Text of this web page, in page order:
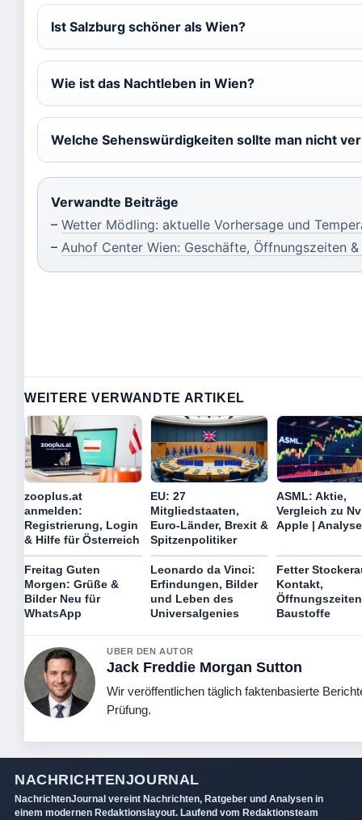
Ist Salzburg schöner als Wien?
Wie ist das Nachtleben in Wien?
Welche Sehenswürdigkeiten sollte man nicht
Verwandte Beiträge
– Wetter Mödling: aktuelle Vorhersage und
– Auhof Center Wien: Geschäfte, Öffnungszeiten
WEITERE VERWANDTE ARTIKEL
zooplus.at
anmelden:
Registrierung, Login
& Hilfe für Österreich
EU: 27
Mitgliedstaaten,
Euro-Länder, Brexit &
Spitzenpolitiker
ASML: Aktie,
Vergleich zu
Apple | Analyse
Freitag Guten
Morgen: Grüße &
Bilder Neu für
WhatsApp
Leonardo da Vinci:
Erfindungen, Bilder
und Leben des
Universalgenies
Fetter
Kontakt,
Baustoffe
UBER DEN AUTOR
Jack Freddie Morgan Sutton
Wir veröffentlichen täglich faktenbasierte
Prüfung.
NACHRICHTENJOURNAL
NachrichtenJournal vereint Nachrichten, Ratgeber und Analysen in
einem modernen Redaktionslayout. Laufend vom Redaktionsteam